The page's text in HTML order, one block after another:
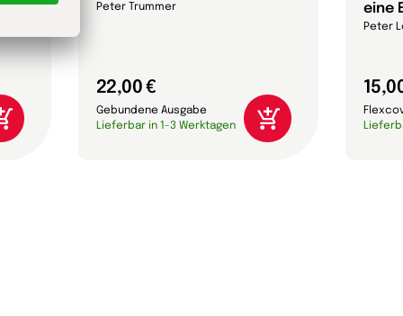
Peter Trummer
22,00 €
Gebundene Ausgabe
Lieferbar in 1-3 Werktagen
eine
Peter